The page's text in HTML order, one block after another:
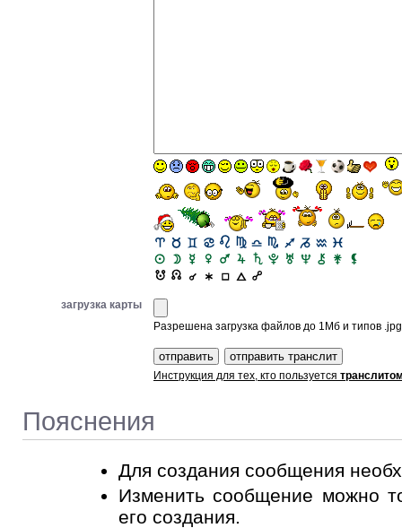
загрузка карты
Разрешена загрузка файлов до 1Мб и типов
Инструкция для тех, кто пользуется
Пояснения
Для создания сообщения
Изменить сообщение можно
его создания.